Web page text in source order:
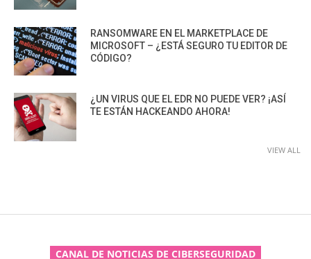
RANSOMWARE EN EL MARKETPLACE DE
MICROSOFT – ¿ESTÁ SEGURO TU EDITOR DE
CÓDIGO?
¿UN VIRUS QUE EL EDR NO PUEDE VER? ¡ASÍ
TE ESTÁN HACKEANDO AHORA!
VIEW ALL
CANAL DE NOTICIAS DE CIBERSEGURIDAD